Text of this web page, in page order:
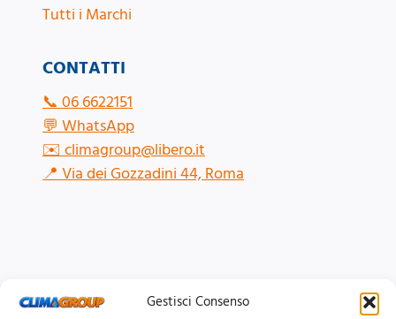
Gestisci Consenso
CONTATTI
📞06 6622151
💬WhatsApp
✉️climagroup@libero.it
📍Via dei Gozzadini 44, Roma
Tutti i Marchi